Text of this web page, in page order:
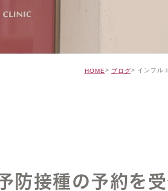
HOME ブログ インフル
防接種の予約を